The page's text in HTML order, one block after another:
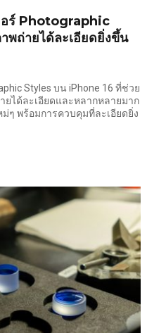
อร์ Photographic
พถ่ายได้ละเอียดยิ่งขึ้น
Styles บน iPhone 16 ที่ช่วย
ได้ละเอียดและหลากหลายมาก
ๆ พร้อมการควบคุมที่ละเอียดยิ่ง